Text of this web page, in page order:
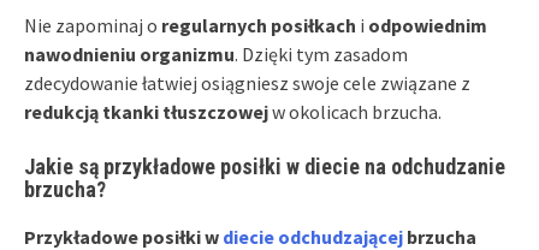
Nie zapominaj o regularnych posiłkach i odpowiednim
nawodnieniu organizmu. Dzięki tym zasadom
zdecydowanie łatwiej osiągniesz swoje cele związane z
redukcją tkanki tłuszczowejw okolicach brzucha.
Jakie są przykładowe posiłki w diecie na odchudzanie
brzucha?
Przykładowe posiłki w diecie odchudzającej brzucha